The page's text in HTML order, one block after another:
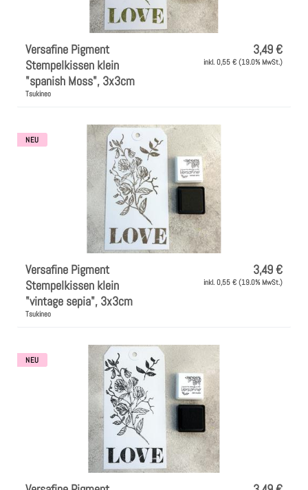
Versafine Pigment
Stempelkissen klein
"spanish Moss", 3x3cm
Tsukineo
3,49 €
inkl. 0,55 € (19.0% MwSt.)
NEU
Versafine Pigment
Stempelkissen klein
"vintage sepia", 3x3cm
Tsukineo
3,49 €
inkl. 0,55 € (19.0% MwSt.)
NEU